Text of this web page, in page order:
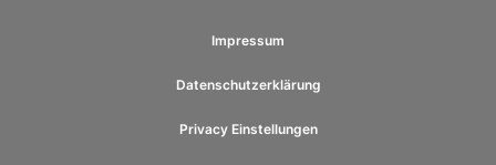
Impressum
Datenschutzerklärung
Privacy Einstellungen